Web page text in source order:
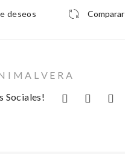
deseos Comparar
I M A L V E R A
Sociales!